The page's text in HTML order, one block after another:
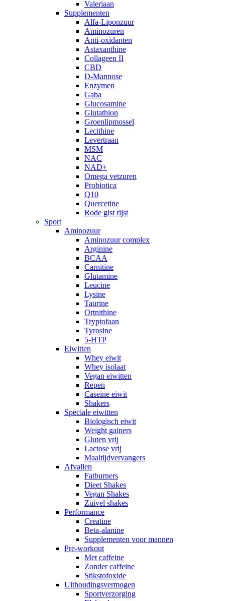
Valeriaan
Supplementen
Alfa-Liponzuur
Aminozuren
Anti-oxidanten
Astaxanthine
Collageen II
CBD
D-Mannose
Enzymen
Gaba
Glucosamine
Glutathion
Groenlipmossel
Lecithine
Levertraan
MSM
NAC
NAD+
Omega vetzuren
Probiotica
Q10
Quercetine
Rode gist rijst
Sport
Aminozuur
Aminozuur complex
Arginine
BCAA
Carnitine
Glutamine
Leucine
Lysine
Taurine
Ortnithine
Tryptofaan
Tyrosine
5-HTP
Eiwitten
Whey eiwit
Whey isolaat
Vegan eiwitten
Repen
Caseine eiwit
Shakers
Speciale eiwitten
Biologisch eiwit
Weight gainers
Gluten vrij
Lactose vrij
Maaltijdvervangers
Afvallen
Fatburners
Dieet Shakes
Vegan Shakes
Zuivel shakes
Performance
Creatine
Beta-alanine
Supplementen voor mannen
Pre-workout
Met caffeine
Zonder caffeine
Stikstofoxide
Uithoudingsvermogen
Sportverzorging